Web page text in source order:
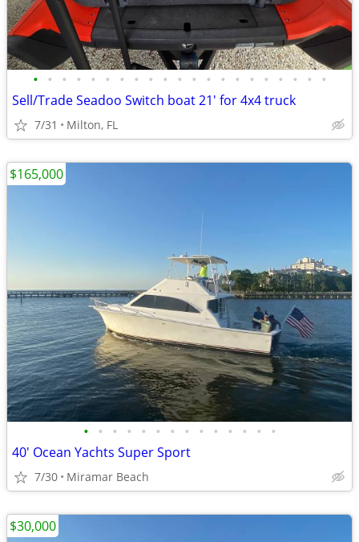
• • • • • • • • • • • • • • • • • • • • •
Sell/Trade Seadoo Switch boat 21' for 4x4 truck
7/31 Milton, FL
• • • • • • • • • • • • • •
40' Ocean Yachts Super Sport
7/30 Miramar Beach
$165,000
$30,000